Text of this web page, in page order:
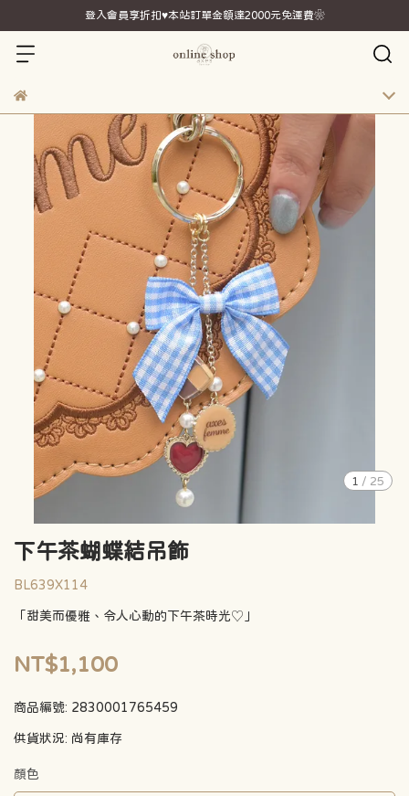
登入會員享折扣♥本站訂單金額達2000元免運費❀
1 / 25
下午茶蝴蝶結吊飾
BL639X114
「甜美而優雅、令人心動的下午茶時光♡」
NT$1,100
商品編號: 2830001765459
供貨狀況: 尚有庫存
顏色